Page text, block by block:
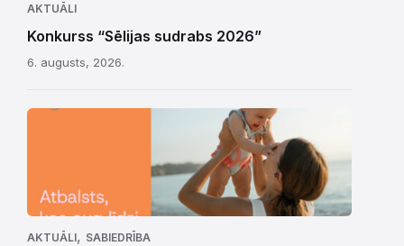
AKTUĀLI
Konkurss “Sēlijas sudrabs 2026”
6. augusts, 2026.
AKTUĀLI, SABIEDRĪBA